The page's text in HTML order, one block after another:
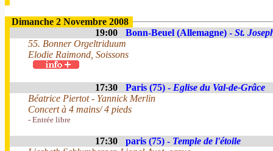
Dimanche 2 Novembre 2008
19:00
Bonn-Beuel (Allemagne) - St.
55. Bonner Orgeltriduum
Elodie Raimond, Soissons
17:30 Paris (75) - Eglise du Val-de-Grâce
Béatrice Piertot - Yannick Merlin
Concert à 4 mains/ 4 pieds
- Entrée libre
17:30 paris (75) - Temple de l'étoile